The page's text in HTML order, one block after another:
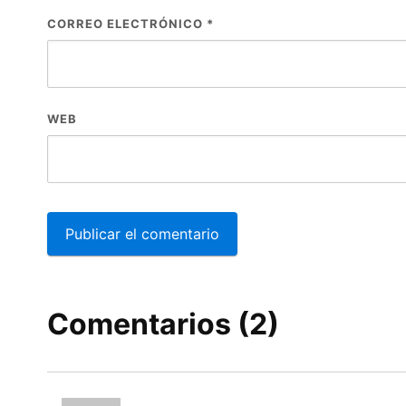
CORREO ELECTRÓNICO *
WEB
Comentarios (2)